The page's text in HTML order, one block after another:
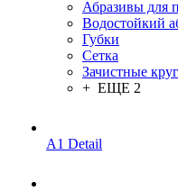
Абразивы для
Водостойкий
Губки
Сетка
Зачистные
+ ЕЩЕ 2
A1 Detail